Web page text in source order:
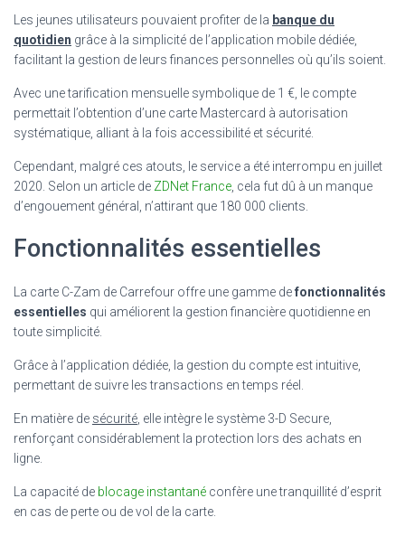
Les jeunes utilisateurs pouvaient profiter de la banque du
quotidien grâce à la simplicité de l’application mobile dédiée,
facilitant la gestion de leurs finances personnelles où qu’ils soient.
Avec une tarification mensuelle symbolique de 1 €, le compte
permettait l’obtention d’une carte Mastercard à autorisation
systématique, alliant à la fois accessibilité et sécurité.
Cependant, malgré ces atouts, le service a été interrompu en juillet
2020. Selon un article de ZDNet France , cela fut dû à un manque
d’engouement général, n’attirant que 180 000 clients.
Fonctionnalités essentielles
La carte C-Zam de Carrefour offre une gamme defonctionnalités
essentielles qui améliorent la gestion financière quotidienne en
toute simplicité.
Grâce à l’application dédiée, la gestion du compte est intuitive,
permettant de suivre les transactions en temps réel.
En matière de sécurité , elle intègre le système 3-D Secure,
renforçant considérablement la protection lors des achats en
ligne.
La capacité de blocage instantané confère une tranquillité d’esprit
en cas de perte ou de vol de la carte.